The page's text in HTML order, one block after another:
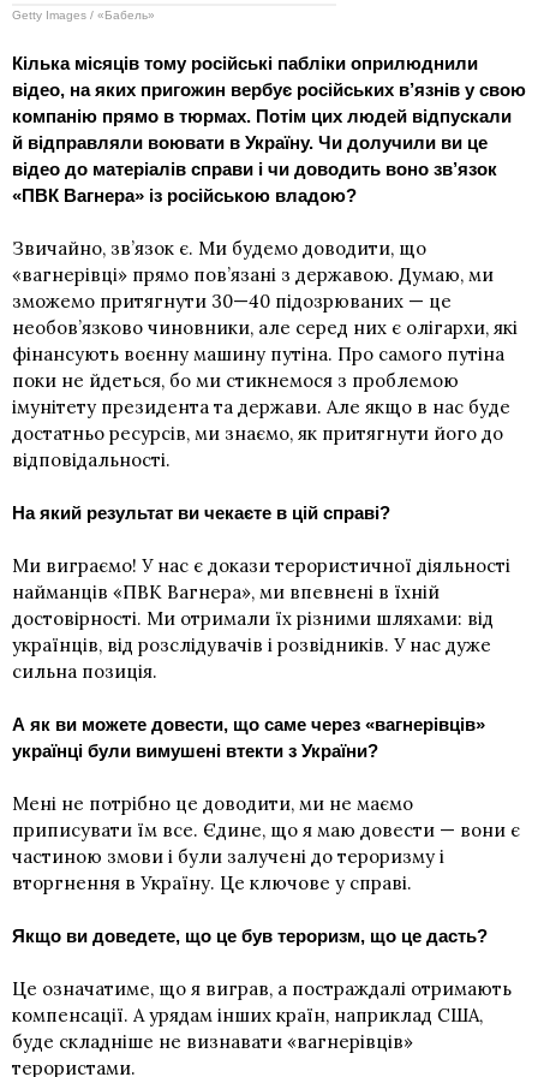
Getty Images / «Бабель»
Кілька місяців тому російські пабліки оприлюднили
відео, на яких пригожин вербує російських в’язнів у свою
компанію прямо в тюрмах. Потім цих людей відпускали
й відправляли воювати в Україну. Чи долучили ви це
відео до матеріалів справи і чи доводить воно зв’язок
«ПВК Вагнера» із російською владою?
Звичайно, зв’язок є. Ми будемо доводити, що
«вагнерівці» прямо пов’язані з державою. Думаю, ми
зможемо притягнути 30—40 підозрюваних — це
необов’язково чиновники, але серед них є олігархи, які
фінансують воєнну машину путіна. Про самого путіна
поки не йдеться, бо ми стикнемося з проблемою
імунітету президента та держави. Але якщо в нас буде
достатньо ресурсів, ми знаємо, як притягнути його до
відповідальності.
На який результат ви чекаєте в цій справі?
Ми виграємо! У нас є докази терористичної діяльності
найманців «ПВК Вагнера», ми впевнені в їхній
достовірності. Ми отримали їх різними шляхами: від
українців, від розслідувачів і розвідників. У нас дуже
сильна позиція.
А як ви можете довести, що саме через «вагнерівців»
українці були вимушені втекти з України?
Мені не потрібно це доводити, ми не маємо
приписувати їм все. Єдине, що я маю довести — вони є
частиною змови і були залучені до тероризму і
вторгнення в Україну. Це ключове у справі.
Якщо ви доведете, що це був тероризм, що це дасть?
Це означатиме, що я виграв, а постраждалі отримають
компенсації. А урядам інших країн, наприклад США,
буде складніше не визнавати «вагнерівців»
терористами.